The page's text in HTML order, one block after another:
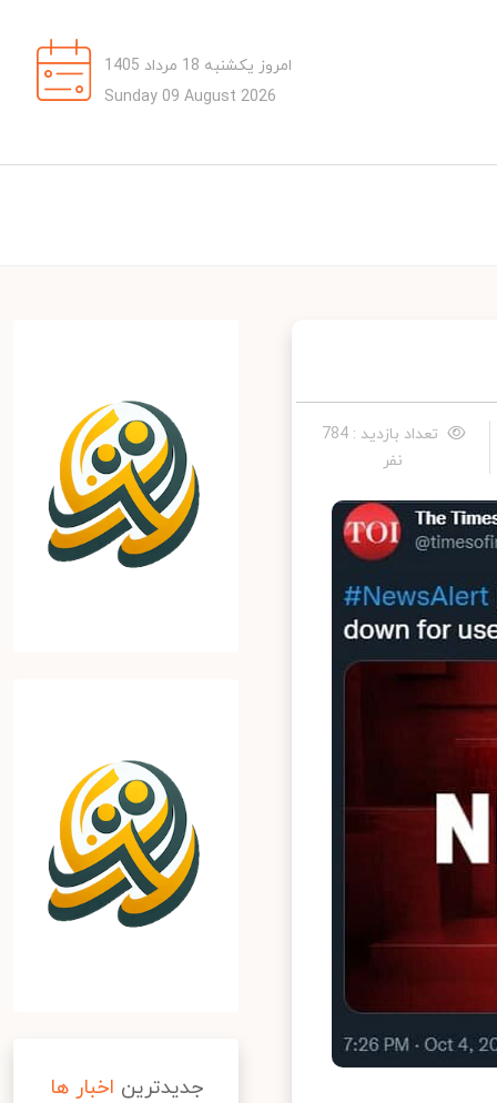
امروز یکشنبه 18 مرداد 1405
Sunday 09 August 2026
تعداد بازدید : 784
نفر
جدیدترین اخبار ها